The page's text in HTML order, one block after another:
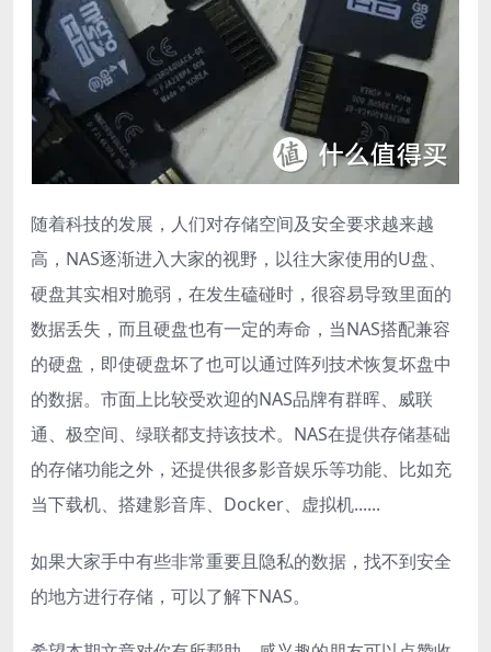
随着科技的发展，人们对存储空间及安全要求越来越
高，NAS逐渐进入大家的视野，以往大家使用的U盘、
硬盘其实相对脆弱，在发生磕碰时，很容易导致里面的
数据丢失，而且硬盘也有一定的寿命，当NAS搭配兼容
的硬盘，即使硬盘坏了也可以通过阵列技术恢复坏盘中
的数据。市面上比较受欢迎的NAS品牌有群晖、威联
通、极空间、绿联都支持该技术。NAS在提供存储基础
的存储功能之外，还提供很多影音娱乐等功能、比如充
当下载机、搭建影音库、Docker、虚拟机......
如果大家手中有些非常重要且隐私的数据，找不到安全
的地方进行存储，可以了解下NAS。